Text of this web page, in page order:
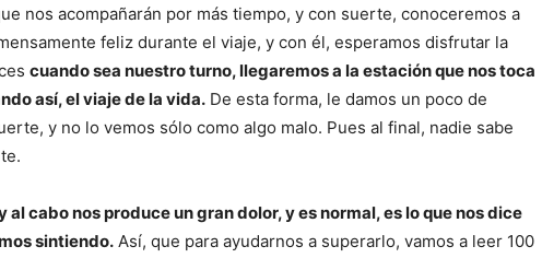
nos acompañarán por más tiempo, y con suerte, conoceremos a
feliz durante el viaje, y con él, esperamos disfrutar la
cuando sea nuestro turno, llegaremos a la estación que nos toca
así, el viaje de la vida. De esta forma, le damos un poco de
y no lo vemos sólo como algo malo. Pues al final, nadie sabe
al cabo nos produce un gran dolor, y es normal, es lo que nos dice
sintiendo. Así, que para ayudarnos a superarlo, vamos a leer 100